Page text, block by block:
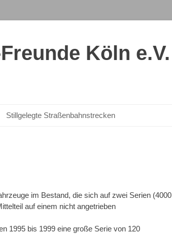
Köln e.V.
Stillgelegte Straßenbahnstrecken
im Bestand, die sich auf zwei Serien (4000
auf einem nicht angetrieben
1995 bis 1999 eine große Serie von 120